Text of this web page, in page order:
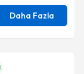
Daha Fazla